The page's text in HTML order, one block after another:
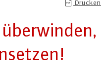
Drucken